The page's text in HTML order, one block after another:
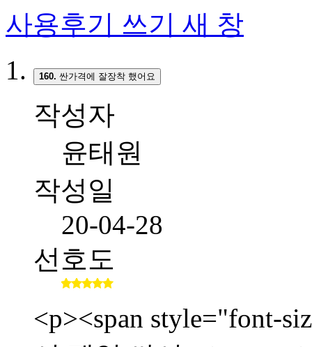
사용후기 쓰기 새 창
160. 싼가격에 잘장착 했어요
작성자
윤태원
작성일
20-04-28
선호도
<p><span style="font-